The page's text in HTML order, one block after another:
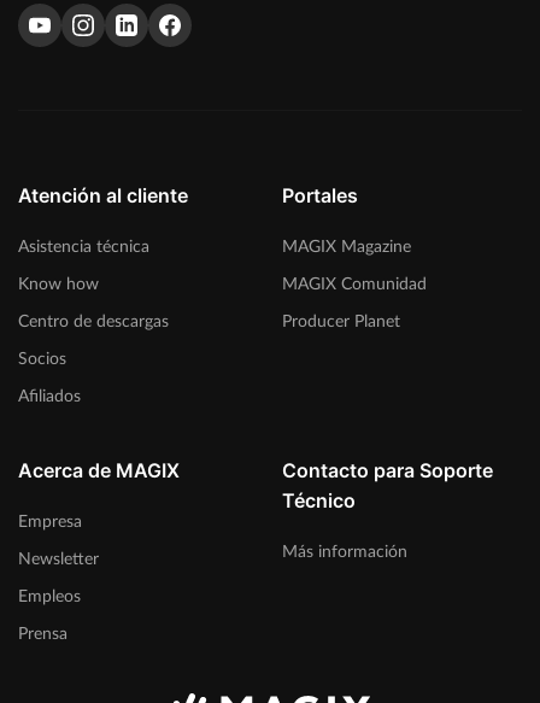
Atención al cliente
Asistencia técnica
Know how
Centro de descargas
Socios
Afiliados
Portales
MAGIX Magazine
MAGIX Comunidad
Producer Planet
Acerca de MAGIX
Empresa
Newsletter
Empleos
Prensa
Contacto para Soporte
Técnico
Más información